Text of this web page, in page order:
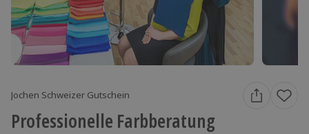
Jochen Schweizer Gutschein
Professionelle Farbberatung